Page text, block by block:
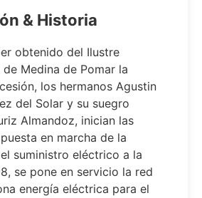
& Historia
obtenido del Ilustre
Medina de Pomar la
los hermanos Agustin
del Solar y su suegro
Almandoz, inician las
en marcha de la
suministro eléctrico a la
se pone en servicio la red
energía eléctrica para el